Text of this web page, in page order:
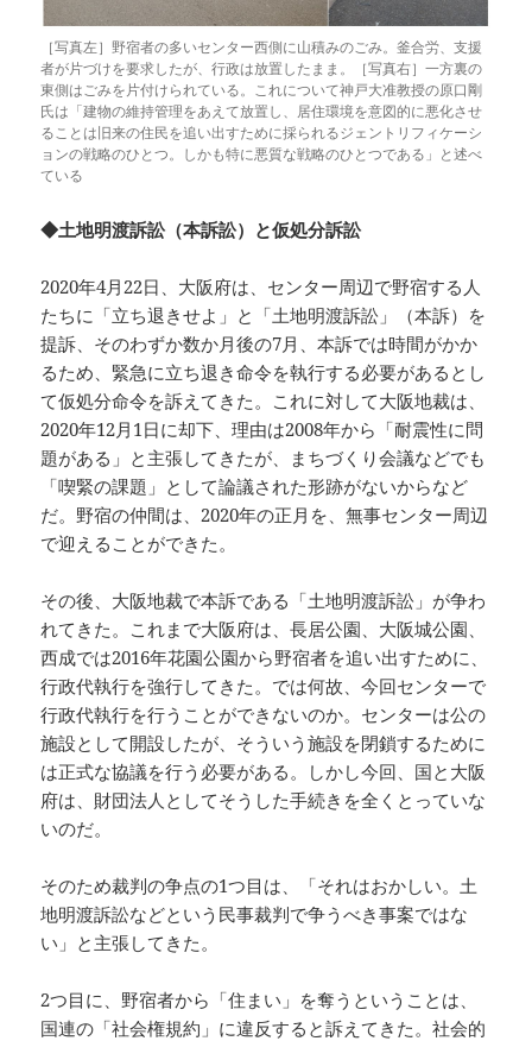
［写真左］野宿者の多いセンター西側に山積みのごみ。釜合労、支援
者が片づけを要求したが、行政は放置したまま。［写真右］一方裏の
東側はごみを片付けられている。これについて神戸大准教授の原口剛
氏は「建物の維持管理をあえて放置し、居住環境を意図的に悪化させ
ることは旧来の住民を追い出すために採られるジェントリフィケーシ
ョンの戦略のひとつ。しかも特に悪質な戦略のひとつである」と述べ
ている
◆土地明渡訴訟（本訴訟）と仮処分訴訟
2020年4月22日、大阪府は、センター周辺で野宿する人
たちに「立ち退きせよ」と「土地明渡訴訟」（本訴）を
提訴、そのわずか数か月後の7月、本訴では時間がかか
るため、緊急に立ち退き命令を執行する必要があるとし
て仮処分命令を訴えてきた。これに対して大阪地裁は、
2020年12月1日に却下、理由は2008年から「耐震性に問
題がある」と主張してきたが、まちづくり会議などでも
「喫緊の課題」として論議された形跡がないからなど
だ。野宿の仲間は、2020年の正月を、無事センター周辺
で迎えることができた。
その後、大阪地裁で本訴である「土地明渡訴訟」が争わ
れてきた。これまで大阪府は、長居公園、大阪城公園、
西成では2016年花園公園から野宿者を追い出すために、
行政代執行を強行してきた。では何故、今回センターで
行政代執行を行うことができないのか。センターは公の
施設として開設したが、そういう施設を閉鎖するために
は正式な協議を行う必要がある。しかし今回、国と大阪
府は、財団法人としてそうした手続きを全くとっていな
いのだ。
そのため裁判の争点の1つ目は、「それはおかしい。土
地明渡訴訟などという民事裁判で争うべき事案ではな
い」と主張してきた。
2つ目に、野宿者から「住まい」を奪うということは、
国連の「社会権規約」に違反すると訴えてきた。社会的